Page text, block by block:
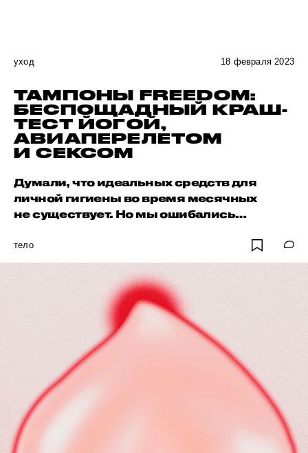
уход 18 февраля 2023
ТАМПОНЫ FREEDOM:
БЕСПОЩАДНЫЙ КРАШ-
ТЕСТ ЙОГОЙ,
АВИАПЕРЕЛЕТОМ
И СЕКСОМ
Думали, что идеальных средств для
личной гигиены во время месячных
не существует. Но мы ошибались…
тело